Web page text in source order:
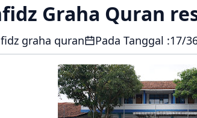
Graha Quran
graha quran Pada Tanggal :17/